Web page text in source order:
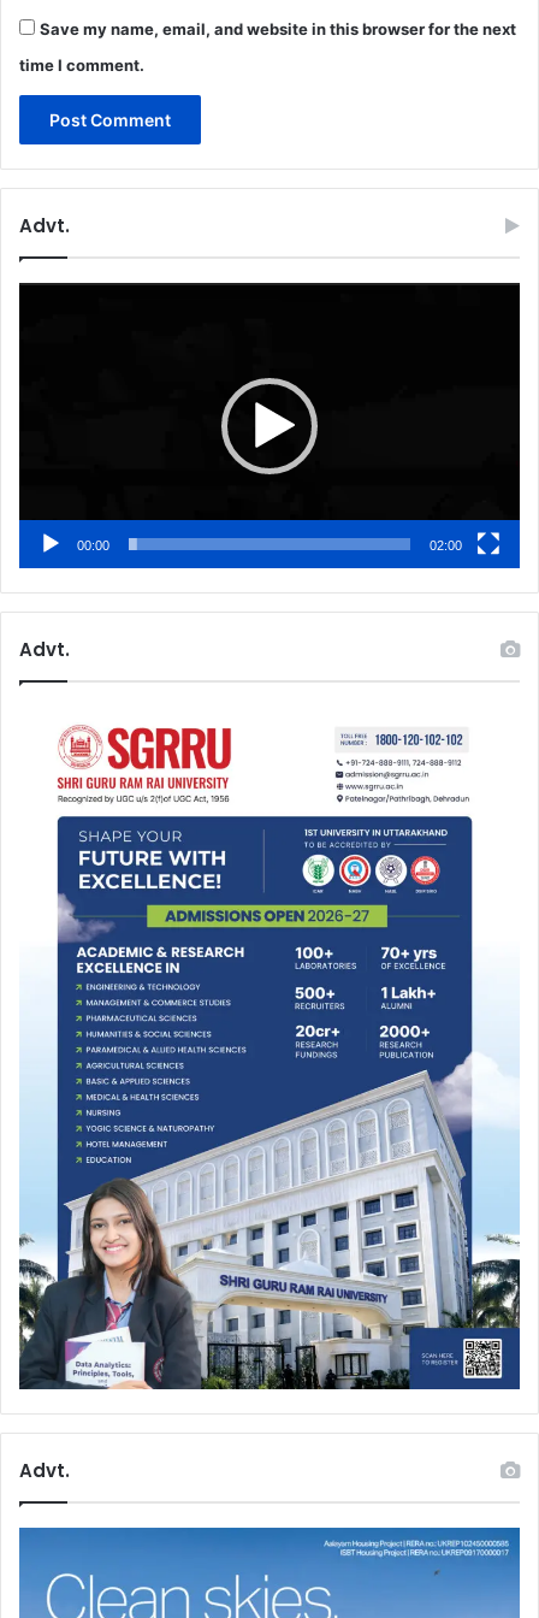
Save my name, email, and website in this browser for the next
time I comment.
Advt.
00:00 02:00
Advt.
Advt.